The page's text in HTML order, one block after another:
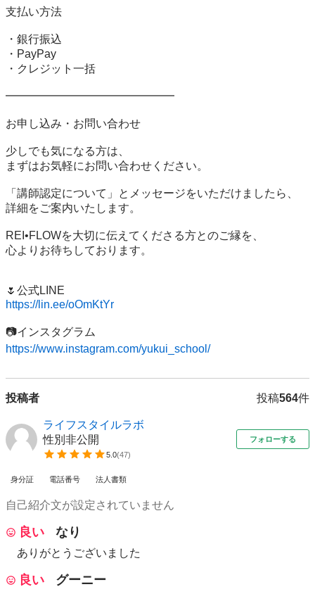
支払い方法
・銀行振込
・PayPay
・クレジット一括
━━━━━━━━━━━━━━━
お申し込み・お問い合わせ
少しでも気になる方は、
まずはお気軽にお問い合わせください。
「講師認定について」とメッセージをいただけましたら、
詳細をご案内いたします。
REI•FLOWを大切に伝えてくださる方とのご縁を、
心よりお待ちしております。
https://lin.ee/oOmKtYr
https://www.instagram.com/yukui_school/
投稿者 投稿564件
ライフスタイルラボ
性別非公開
5.0(47)
フォローする
身分証 電話番号 法人書類
自己紹介文が設定されていません
良い なり
ありがとうございました
良い グーニー